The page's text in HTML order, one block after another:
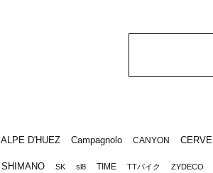
ALPE D'HUEZ Campagnolo CANYON
SHIMANO SK sl8 TIME TTバイク ZYDECO